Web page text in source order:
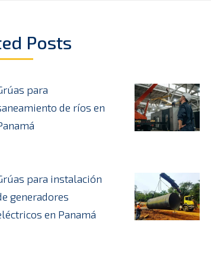
Posts
para
de ríos en
para instalación
generadores
en Panamá